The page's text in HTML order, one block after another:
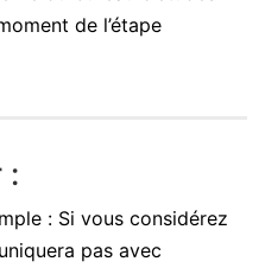
de l’étape
:
: Si vous considérez
pas avec